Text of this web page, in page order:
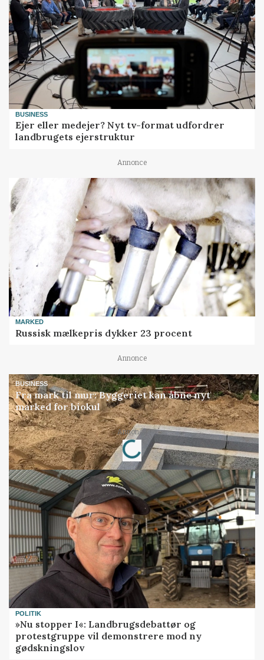
BUSINESS
Ejer eller medejer? Nyt tv-format udfordrer
landbrugets ejerstruktur
Annonce
MARKED
Russisk mælkepris dykker 23 procent
Annonce
BUSINESS
Fra mark til mur: Byggeriet kan åbne nyt
marked for biokul
Annonce
Loading...
POLITIK
»Nu stopper I«: Landbrugsdebattør og
protestgruppe vil demonstrere mod ny
gødskningslov